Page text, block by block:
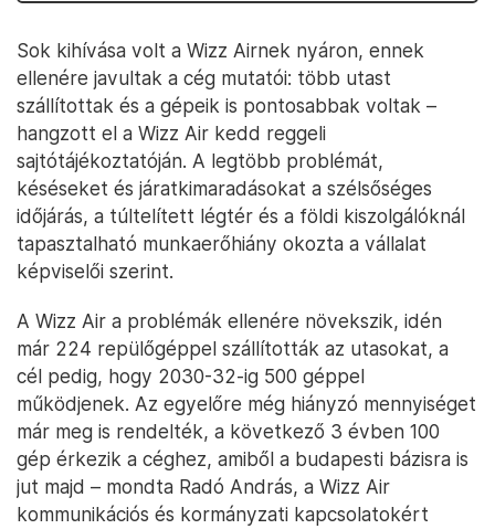
Sok kihívása volt a Wizz Airnek nyáron, ennek
ellenére javultak a cég mutatói: több utast
szállítottak és a gépeik is pontosabbak voltak –
hangzott el a Wizz Air kedd reggeli
sajtótájékoztatóján. A legtöbb problémát,
késéseket és járatkimaradásokat a szélsőséges
időjárás, a túltelített légtér és a földi kiszolgálóknál
tapasztalható munkaerőhiány okozta a vállalat
képviselői szerint.
A Wizz Air a problémák ellenére növekszik, idén
már 224 repülőgéppel szállították az utasokat, a
cél pedig, hogy 2030-32-ig 500 géppel
működjenek. Az egyelőre még hiányzó mennyiséget
már meg is rendelték, a következő 3 évben 100
gép érkezik a céghez, amiből a budapesti bázisra is
jut majd – mondta Radó András, a Wizz Air
kommunikációs és kormányzati kapcsolatokért